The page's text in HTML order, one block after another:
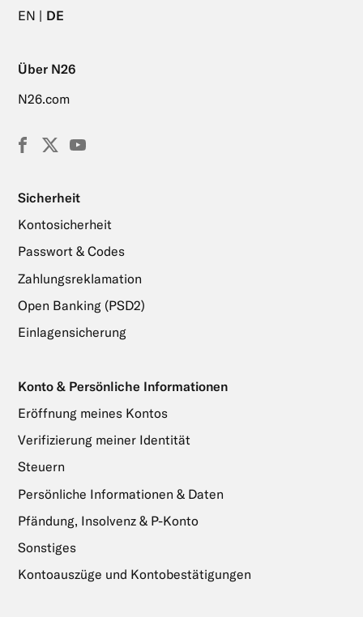
EN DE
Über N26
N26.com
Facebook
X
YouTube
Sicherheit
Kontosicherheit
Passwort & Codes
Zahlungsreklamation
Open Banking (PSD2)
Einlagensicherung
Konto & Persönliche Informationen
Eröffnung meines Kontos
Verifizierung meiner Identität
Steuern
Persönliche Informationen & Daten
Pfändung, Insolvenz & P-Konto
Sonstiges
Kontoauszüge und Kontobestätigungen